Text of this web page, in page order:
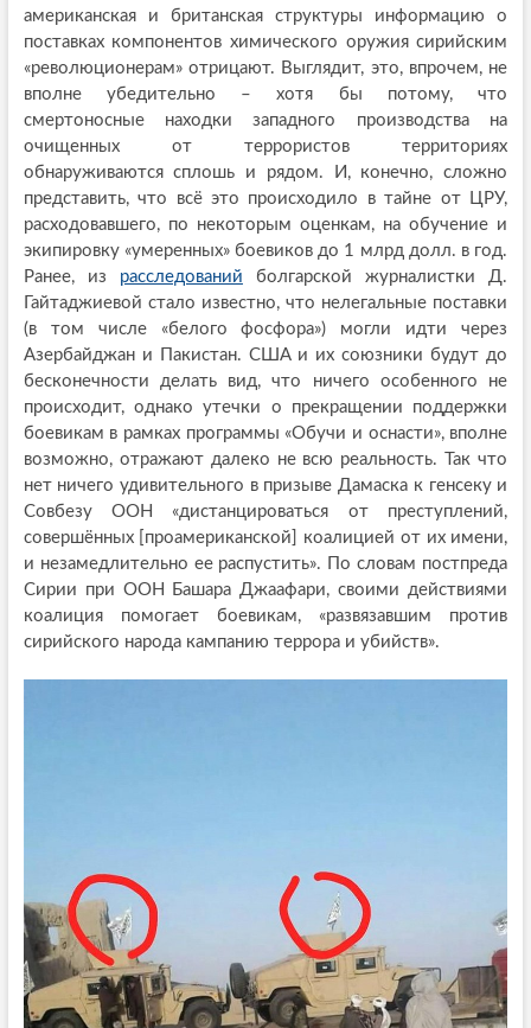
американская и британская структуры информацию о
поставках компонентов химического оружия сирийским
«революционерам» отрицают. Выглядит, это, впрочем, не
вполне убедительно – хотя бы потому, что
смертоносные находки западного производства на
очищенных от террористов территориях
обнаруживаются сплошь и рядом. И, конечно, сложно
представить, что всё это происходило в тайне от ЦРУ,
расходовавшего, по некоторым оценкам, на обучение и
экипировку «умеренных» боевиков до 1 млрд долл. в год.
Ранее, из расследований болгарской журналистки Д.
Гайтаджиевой стало известно, что нелегальные поставки
(в том числе «белого фосфора») могли идти через
Азербайджан и Пакистан. США и их союзники будут до
бесконечности делать вид, что ничего особенного не
происходит, однако утечки о прекращении поддержки
боевикам в рамках программы «Обучи и оснасти», вполне
возможно, отражают далеко не всю реальность. Так что
нет ничего удивительного в призыве Дамаска к генсеку и
Совбезу ООН «дистанцироваться от преступлений,
совершённых [проамериканской] коалицией от их имени,
и незамедлительно ее распустить». По словам постпреда
Сирии при ООН Башара Джаафари, своими действиями
коалиция помогает боевикам, «развязавшим против
сирийского народа кампанию террора и убийств».